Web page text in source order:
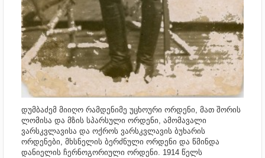
დუმბაძემ მიიღო რამდენიმე უცხოური ორდენი, მათ შორის
ლომისა და მზის სპარსული ორდენი, ამომავალი
ვარსკვლავისა და ოქროს ვარსკვლავის ბუხარის
ორდენები, მხსნელის ბერძნული ორდენი და წმინდა
დანიელის ჩერნოგორიული ორდენი. 1914 წელს